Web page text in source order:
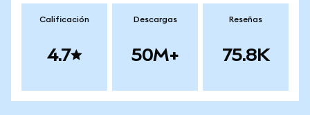
Calificación
4.7
Descargas
50M+
Reseñas
75.8K